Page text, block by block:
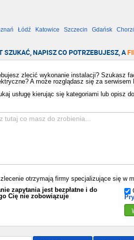
Łódź Katowice Szczecin Gdańsk
SZUKAĆ, NAPISZ CO POTRZEBUJESZ, A
zlecić wykonanie instalacji? Szukasz
A może rozglądasz się za
usługę kierując się kategoriami lub opisz
otrzymają firmy specjalizujące się w
zapytania jest bezpłatne i do
Cię nie zobowiązuje